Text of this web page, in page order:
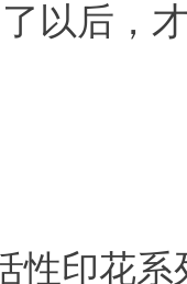
以后，
性印花